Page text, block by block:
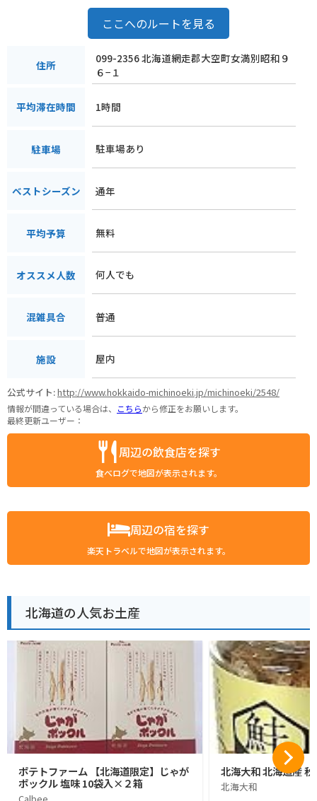
ここへのルートを見る
住所
099-2356 北海道網走郡大空町女満別昭和９
６−１
平均滞在時間 1時間
駐車場 駐車場あり
ベストシーズン 通年
平均予算 無料
オススメ人数 何人でも
混雑具合 普通
施設 屋内
公式サイト:http://www.hokkaido-michinoeki.jp/michinoeki/2548/
情報が間違っている場合は、 こちらから修正をお願いします。
最終更新ユーザー：
周辺の飲食店を探す
食べログで地図が表示されます。
周辺の宿を探す
楽天トラベルで地図が表示されます。
北海道の人気お土産
ポテトファーム 【北海道限定】じゃが
ポックル 塩味 10袋入×２箱
北海大和 北海道産
北海大和